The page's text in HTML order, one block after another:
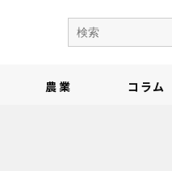
農業 コラム